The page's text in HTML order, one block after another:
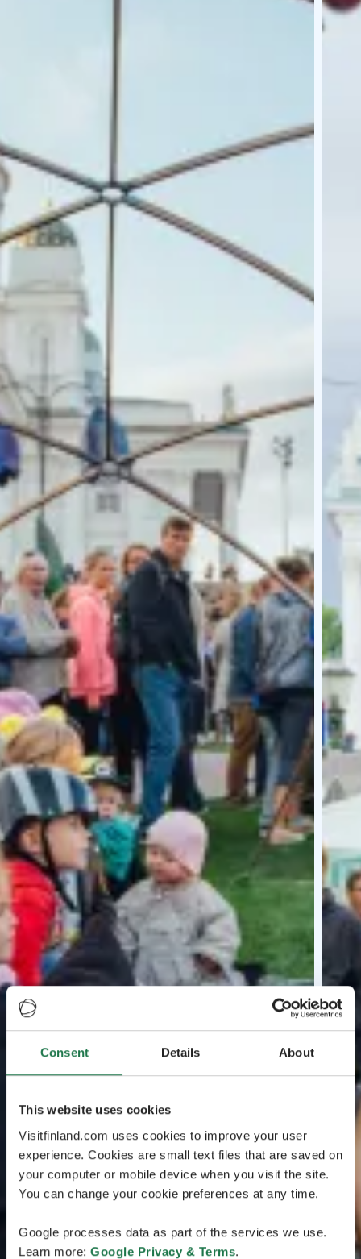
Consent Details About
This website uses cookies
Visitfinland.com uses cookies to improve your user
experience. Cookies are small text files that are saved on
your computer or mobile device when you visit the site.
You can change your cookie preferences at any time.
Google processes data as part of the services we use.
Learn more: Google Privacy & Terms.